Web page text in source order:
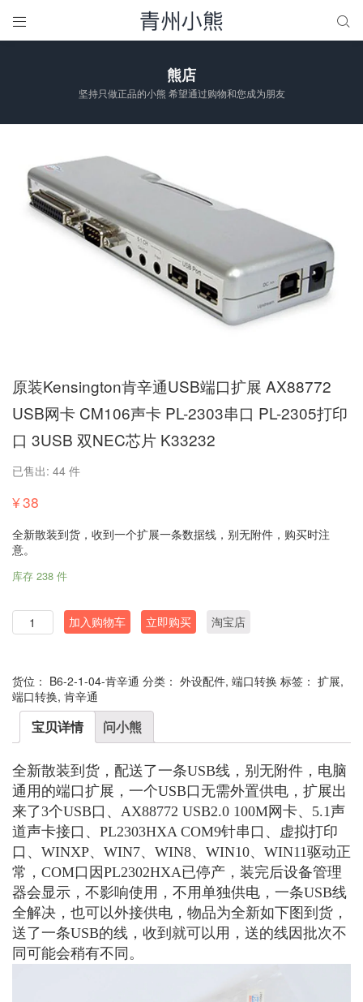
 
熊店
坚持只做正品的小熊 希望通过购物和您成为朋友
原装Kensington肯辛通USB端口扩展 AX88772
USB网卡 CM106声卡 PL-2303串口 PL-2305打印
口 3USB 双NEC芯片 K33232
已售出: 44 件
¥38
全新散装到货，收到一个扩展一条数据线，别无附件，购买时注
意。
库存 238 件
数
量
加入购物车 立即购买 淘宝店
货位： B6-2-1-04-肯辛通 分类： 外设配件, 端口转换 标签： 扩展,
端口转换, 肯辛通
宝贝详情 问小熊
全新散装到货，配送了一条USB线，别无附件，电脑
通用的端口扩展，一个USB口无需外置供电，扩展出
来了3个USB口、AX88772 USB2.0 100M网卡、5.1声
道声卡接口、PL2303HXA COM9针串口、虚拟打印
口、WINXP、WIN7、WIN8、WIN10、WIN11驱动正
常，COM口因PL2302HXA已停产，装完后设备管理
器会显示，不影响使用，不用单独供电，一条USB线
全解决，也可以外接供电，物品为全新如下图到货，
送了一条USB的线，收到就可以用，送的线因批次不
同可能会稍有不同。